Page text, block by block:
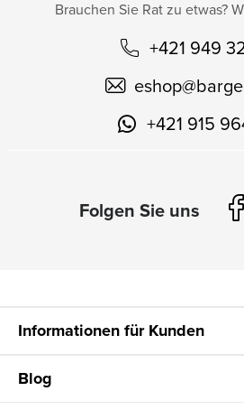
Brauchen Sie Rat zu etwas?
+421 949
eshop@
+421 915
Informationen für Kunden
Blog